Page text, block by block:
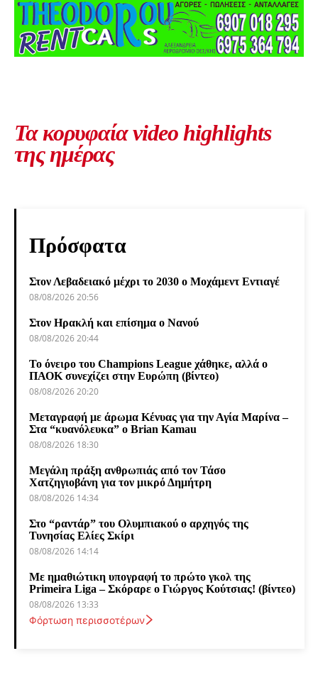
Τα κορυφαία video highlights
της ημέρας
Πρόσφατα
Στον Λεβαδειακό μέχρι το 2030 ο Μοχάμεντ Εντιαγέ
08/08/2026 20:56
Στον Ηρακλή και επίσημα ο Νανού
08/08/2026 20:44
Το όνειρο του Champions League χάθηκε, αλλά ο
ΠΑΟΚ συνεχίζει στην Ευρώπη (βίντεο)
08/08/2026 20:20
Μεταγραφή με άρωμα Κένυας για την Αγία Μαρίνα –
Στα “κυανόλευκα” ο Brian Kamau
08/08/2026 18:30
Μεγάλη πράξη ανθρωπιάς από τον Τάσο
Χατζηγιοβάνη για τον μικρό Δημήτρη
08/08/2026 14:34
Στο “ραντάρ” του Ολυμπιακού ο αρχηγός της
Τυνησίας Ελίες Σκίρι
08/08/2026 14:14
Με ημαθιώτικη υπογραφή το πρώτο γκολ της
Primeira Liga – Σκόραρε ο Γιώργος Κούτσιας! (βίντεο)
08/08/2026 13:33
Φόρτωση περισσοτέρων